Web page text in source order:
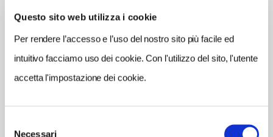
Questo sito web utilizza i cookie
Per rendere l’accesso e l’uso del nostro sito più facile ed
intuitivo facciamo uso dei cookie. Con l'utilizzo del sito, l'utente
accetta l'impostazione dei cookie.
Necessari
SITO WEB
www.lucano1894.com
TELEFONO
0835334878